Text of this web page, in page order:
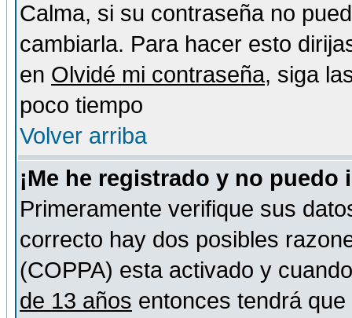
Calma, si su contraseña no
cambiarla. Para hacer esto
en Olvidé mi contraseña, siga
poco tiempo
Volver arriba
¡Me he registrado y no puedo
Primeramente verifique sus
correcto hay dos posibles
(COPPA) esta activado y
de 13 años entonces tendrá